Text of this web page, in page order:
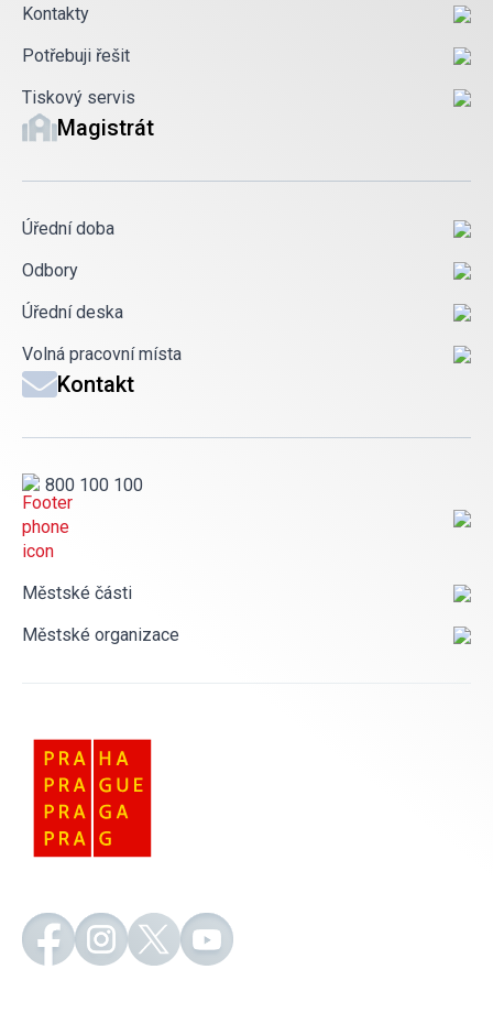
Kontakty
Potřebuji řešit
Tiskový servis
Magistrát
Úřední doba
Odbory
Úřední deska
Volná pracovní místa
Kontakt
800 100 100
Městské části
Městské organizace